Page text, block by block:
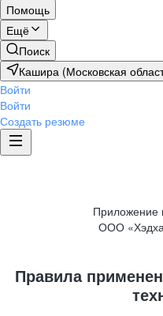
Помощь
Ещё
Поиск
Кашира (Московская
Войти
Войти
Создать резюме
Приложение
ООО
Правила